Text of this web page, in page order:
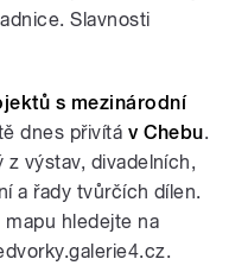
Slavnosti
s mezinárodní
dnes přivítá v Chebu.
z výstav, divadelních,
a řady tvůrčích dílen.
hledejte na